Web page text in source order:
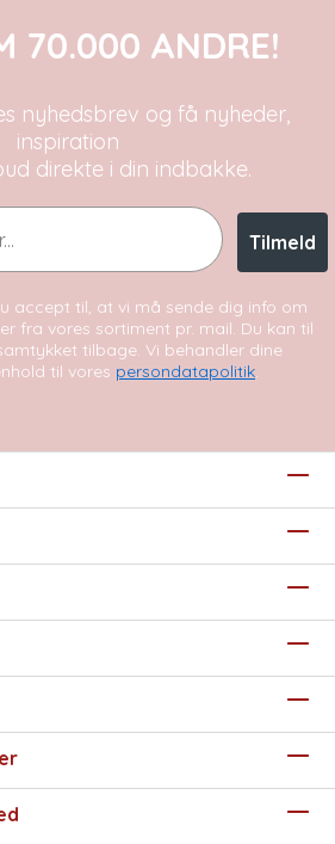
70.000 ANDRE!
nyhedsbrev og få nyheder,
inspiration
direkte i din indbakke.
Tilmeld
accept til, at vi må sende dig info om
fra vores sortiment pr. mail. Du kan til
tilbage. Vi behandler dine
til vores persondatapolitik.